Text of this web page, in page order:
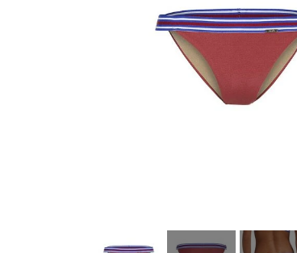
Photo print / billeder
Kontor og administration